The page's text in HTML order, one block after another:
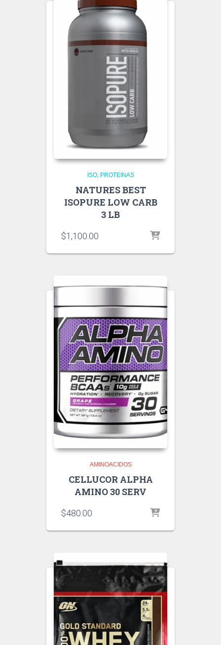
ISO PROTEINAS
NATURES BEST
ISOPURE LOW CARB
3 LB
$1,100.00
AMINOACIDOS
CELLUCOR ALPHA
AMINO 30 SERV
$480.00